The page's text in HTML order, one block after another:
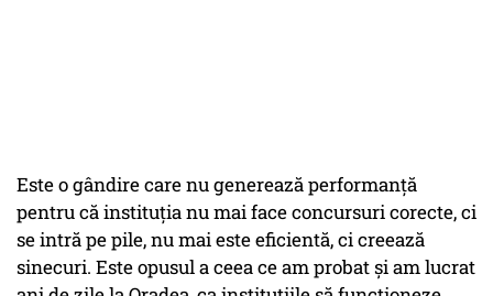
Este o gândire care nu generează performanță
pentru că instituția nu mai face concursuri corecte, ci
se intră pe pile, nu mai este eficientă, ci creează
sinecuri. Este opusul a ceea ce am probat și am lucrat